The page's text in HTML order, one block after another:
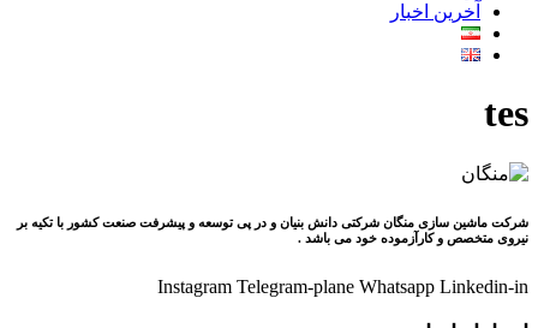
آخرین اخبار
tes
شرکت ماشین سازی منگان شرکتی دانش بنیان و در پی توسعه و پیشرفت صنعت کشور با تکیه بر
نیروی متخصص و کارآزموده خود می باشد .
Instagram Telegram-plane Whatsapp Linkedin-in